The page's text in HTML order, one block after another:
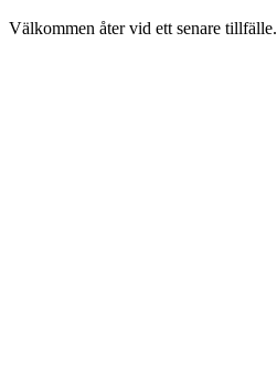
Välkommen åter vid ett senare tillfälle.